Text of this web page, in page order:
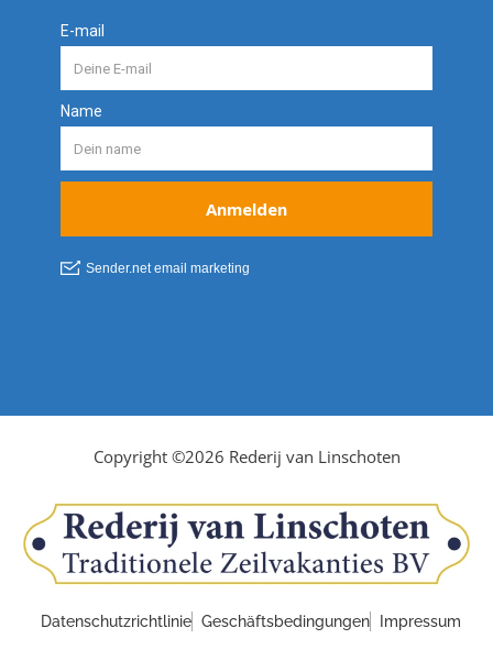
Copyright ©2026 Rederij van Linschoten
Datenschutzrichtlinie Geschäftsbedingungen Impressum